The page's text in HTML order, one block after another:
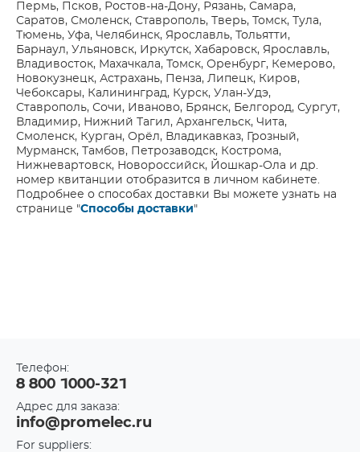
Пермь, Псков, Ростов-на-Дону, Рязань, Самара,
Саратов, Смоленск, Ставрополь, Тверь, Томск, Тула,
Тюмень, Уфа, Челябинск, Ярославль, Тольятти,
Барнаул, Ульяновск, Иркутск, Хабаровск, Ярославль,
Владивосток, Махачкала, Томск, Оренбург, Кемерово,
Новокузнецк, Астрахань, Пенза, Липецк, Киров,
Чебоксары, Калининград, Курск, Улан-Удэ,
Ставрополь, Сочи, Иваново, Брянск, Белгород, Сургут,
Владимир, Нижний Тагил, Архангельск, Чита,
Смоленск, Курган, Орёл, Владикавказ, Грозный,
Мурманск, Тамбов, Петрозаводск, Кострома,
Нижневартовск, Новороссийск, Йошкар-Ола и др.
номер квитанции отобразится в личном кабинете.
Подробнее о способах доставки Вы можете узнать на
странице "Способы доставки"
Телефон:
8 800 1000-321
Адрес для заказа:
info@promelec.ru
For suppliers: